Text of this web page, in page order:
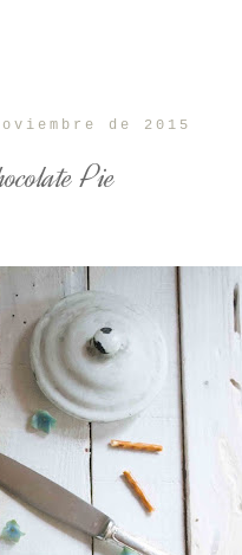
de 2015
Pie